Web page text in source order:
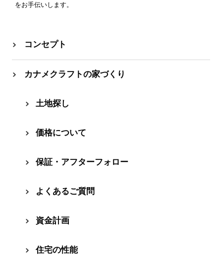
をお手伝いします。
コンセプト
カナメクラフトの家づくり
⼟地探し
価格について
保証・アフターフォロー
よくあるご質問
資⾦計画
住宅の性能